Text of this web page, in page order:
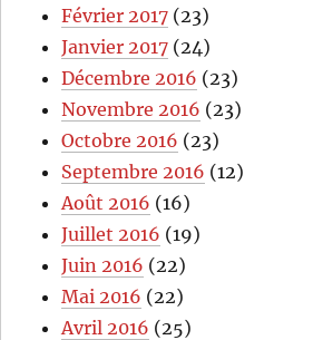
Février 2017 (23)
Janvier 2017 (24)
Décembre 2016 (23)
Novembre 2016 (23)
Octobre 2016 (23)
Septembre 2016 (12)
Août 2016 (16)
Juillet 2016 (19)
Juin 2016 (22)
Mai 2016 (22)
Avril 2016 (25)